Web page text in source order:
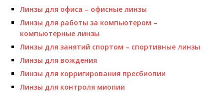
Линзы для офиса – офисные линзы
Линзы для работы за компьютером –
компьютерные линзы
Линзы для занятий спортом – спортивные линзы
Линзы для вождения
Линзы для корригирования пресбиопии
Линзы для контроля миопии